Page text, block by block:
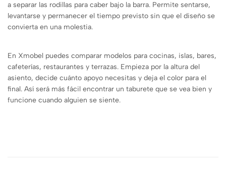
a separar las rodillas para caber bajo la barra. Permite sentarse,
levantarse y permanecer el tiempo previsto sin que el diseño se
convierta en una molestia.
En Xmobel puedes comparar modelos para cocinas, islas, bares,
cafeterías, restaurantes y terrazas. Empieza por la altura del
asiento, decide cuánto apoyo necesitas y deja el color para el
final. Así será más fácil encontrar un taburete que se vea bien y
funcione cuando alguien se siente.